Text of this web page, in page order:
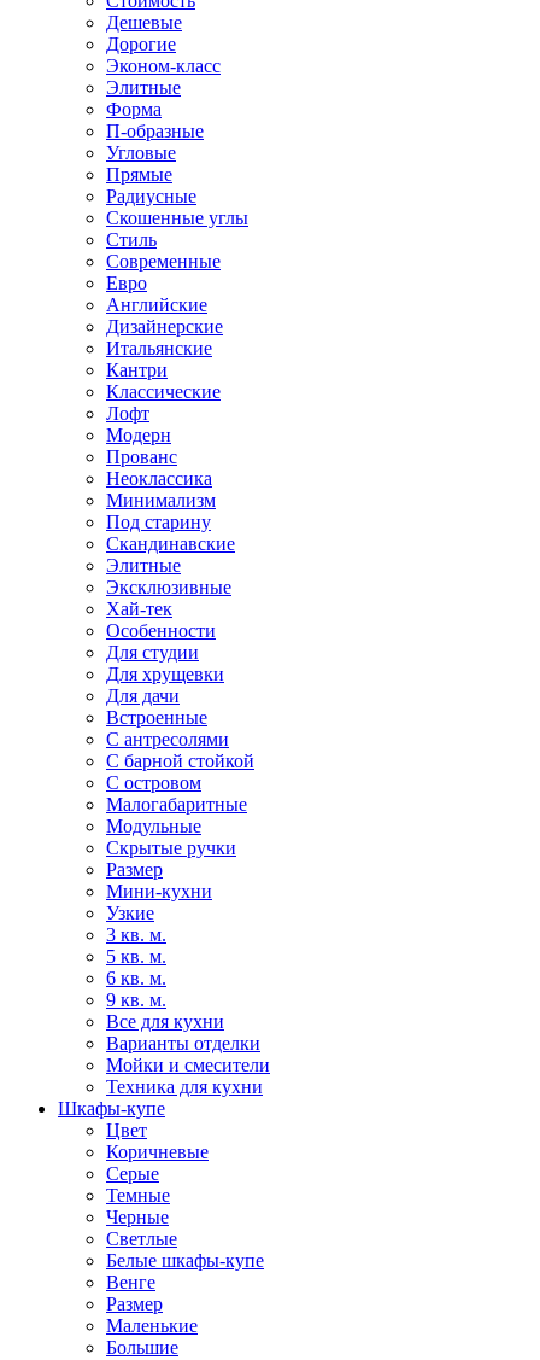
Дешевые
Дорогие
Эконом-класс
Элитные
Форма
П-образные
Угловые
Прямые
Радиусные
Скошенные углы
Стиль
Современные
Евро
Английские
Дизайнерские
Итальянские
Кантри
Классические
Лофт
Модерн
Прованс
Неоклассика
Минимализм
Под старину
Скандинавские
Элитные
Эксклюзивные
Хай-тек
Особенности
Для студии
Для хрущевки
Для дачи
Встроенные
С антресолями
С барной стойкой
С островом
Малогабаритные
Модульные
Скрытые ручки
Размер
Мини-кухни
Узкие
3 кв. м.
5 кв. м.
6 кв. м.
9 кв. м.
Все для кухни
Варианты отделки
Мойки и смесители
Техника для кухни
Шкафы-купе
Цвет
Коричневые
Серые
Темные
Черные
Светлые
Белые шкафы-купе
Венге
Размер
Маленькие
Большие